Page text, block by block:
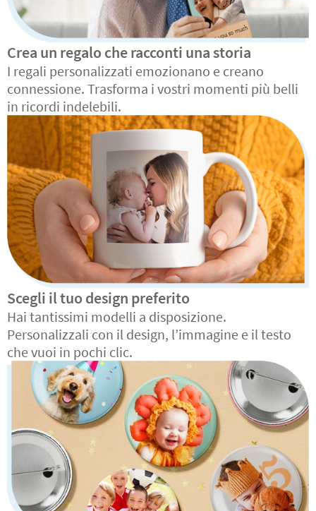
Crea un regalo che racconti una storia
I regali personalizzati emozionano e creano
connessione. Trasforma i vostri momenti più belli
in ricordi indelebili.
Scegli il tuo design preferito
Hai tantissimi modelli a disposizione.
Personalizzali con il design, l’immagine e il testo
che vuoi in pochi clic.